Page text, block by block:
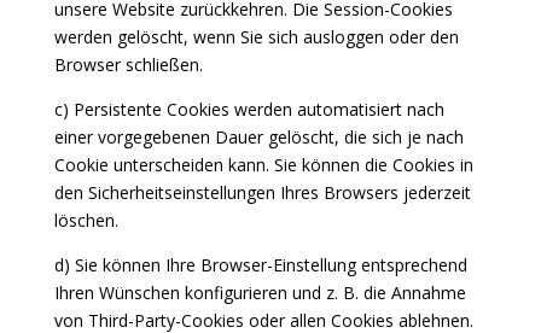
unsere Website zurückkehren. Die Session-Cookies
werden gelöscht, wenn Sie sich ausloggen oder den
Browser schließen.
c) Persistente Cookies werden automatisiert nach
einer vorgegebenen Dauer gelöscht, die sich je nach
Cookie unterscheiden kann. Sie können die Cookies in
den Sicherheitseinstellungen Ihres Browsers jederzeit
löschen.
d) Sie können Ihre Browser-Einstellung entsprechend
Ihren Wünschen konfigurieren und z. B. die Annahme
von Third-Party-Cookies oder allen Cookies ablehnen.